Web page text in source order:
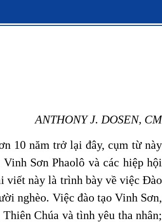
ANTHONY J. DOSEN, CM
10 năm trở lại đây, cụm từ này
Sơn Phaolô và các hiệp hội
viết này là trình bày về việc Đào
nghèo. Việc đào tạo Vinh Sơn,
Chúa và tình yêu tha nhân;